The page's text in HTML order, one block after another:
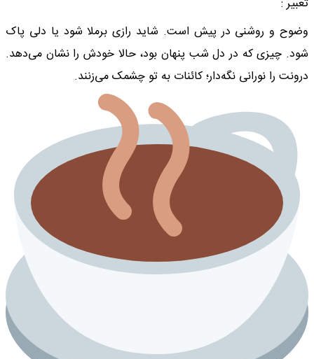
تعبیر :
وضوح و روشنی در پیش است. شاید رازی برملا شود یا دلی پاک
شود. چیزی که در دل شب پنهان بود، حالا خودش را نشان می‌دهد.
درونت را نورانی نگه‌دار؛ کائنات به تو چشمک می‌زنند.